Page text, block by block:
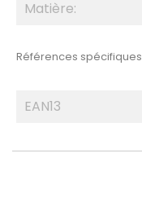
Matière:
Références spécifiques
EAN13